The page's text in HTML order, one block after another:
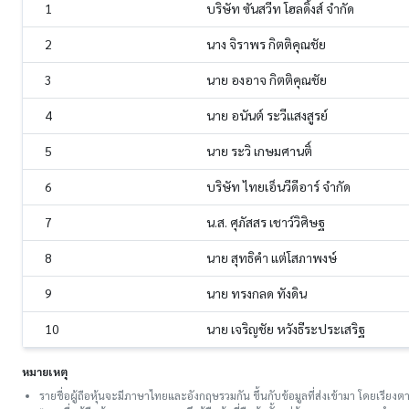
1 บริษัท ซันสวีท โฮลดิ้งส์ จำกัด
2 นาง จิราพร กิตติคุณชัย
3 นาย องอาจ กิตติคุณชัย
4 นาย อนันต์ ระวีแสงสูรย์
5 นาย ระวิ เกษมศานติ์
6 บริษัท ไทยเอ็นวีดีอาร์ จำกัด
7 น.ส. ศุภัสสร เชาว์วิศิษฐ
8 นาย สุทธิคำ แต่โสภาพงษ์
9 นาย ทรงกลด ทังดิน
10 นาย เจริญชัย หวังธีระประเสริฐ
หมายเหตุ
รายชื่อผู้ถือหุ้นจะมีภาษาไทยและอังกฤษรวมกัน ขึ้นกับข้อมูลที่ส่งเข้ามา โดยเรียงต